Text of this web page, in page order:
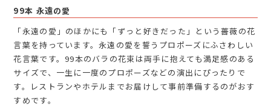
99本 永遠の愛
「永遠の愛」のほかにも「ずっと好きだった」という薔薇の花
言葉を持っています。永遠の愛を誓うプロポーズにふさわしい
花言葉です。99本のバラの花束は両手に抱えても満足感のある
サイズで、一生に一度のプロポーズなどの演出にぴったりで
す。レストランやホテルまでお届けして事前準備するのがおす
すめです。